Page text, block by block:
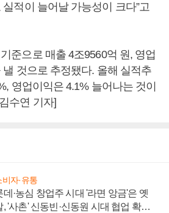
적이 늘어날 가능성이 크다”고
준으로 매출 4조9560억 원, 영업
것으로 추정됐다. 올해 실적추
영업이익은 4.1% 늘어나는 것이
수연 기자]
비자·유통
데·농심 창업주 시대 '라면 앙금'은 옛
, '사촌' 신동빈·신동원 시대 협업 확대